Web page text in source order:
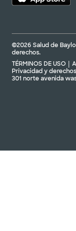
©2026 Salud de
derechos.
TÉRMINOS DE USO
Privacidad y
301 norte avenida